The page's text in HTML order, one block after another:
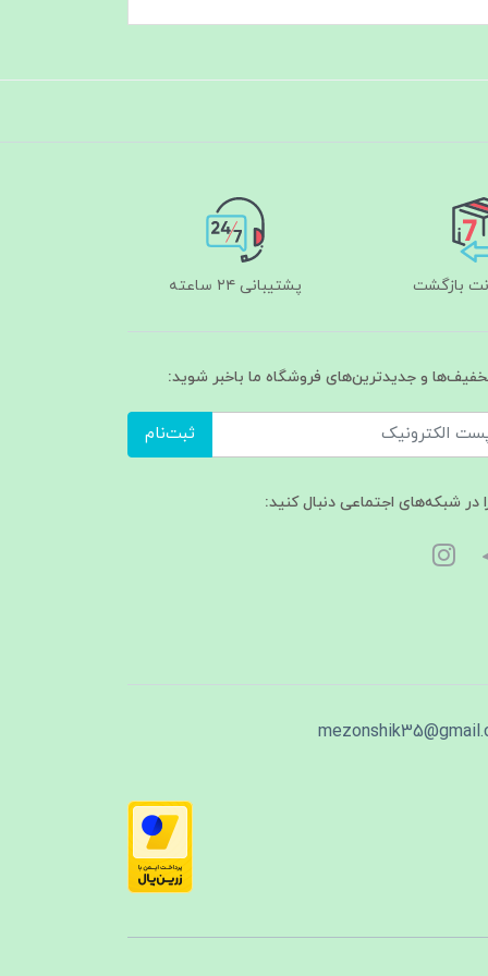
پشتیبانی ۲۴ ساعته
و جدیدترین‌های فروشگاه ما باخبر شوید:
ثبت‌نام
در شبکه‌های اجتماعی دنبال کنید: